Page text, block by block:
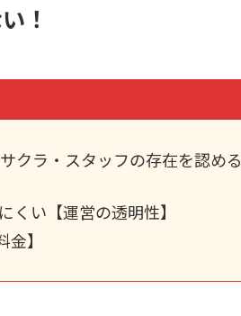
！
クラ・スタッフの存在を認める
い【運営の透明性】
】